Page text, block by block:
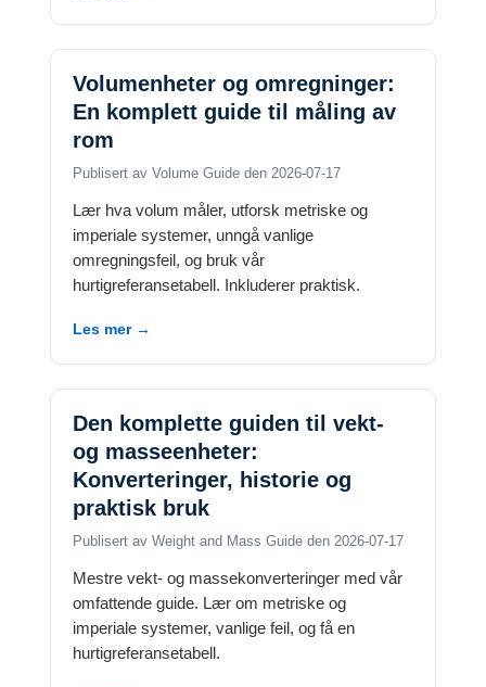
Volumenheter og omregninger:
En komplett guide til måling av
rom
Publisert av Volume Guide den 2026-07-17
Lær hva volum måler, utforsk metriske og
imperiale systemer, unngå vanlige
omregningsfeil, og bruk vår
hurtigreferansetabell. Inkluderer praktisk.
Les mer →
Den komplette guiden til vekt-
og masseenheter:
Konverteringer, historie og
praktisk bruk
Publisert av Weight and Mass Guide den 2026-07-17
Mestre vekt- og massekonverteringer med vår
omfattende guide. Lær om metriske og
imperiale systemer, vanlige feil, og få en
hurtigreferansetabell.